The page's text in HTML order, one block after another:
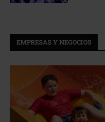
EMPRESAS Y NEGOCIOS